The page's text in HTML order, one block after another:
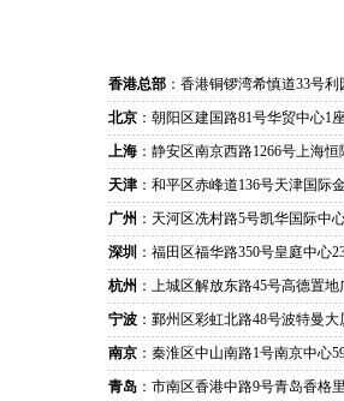
香港总部 ：香港铜锣湾希慎道33号
北京 ：朝阳区建国路81号华贸中心1
上海 ：静安区南京西路1266号上海
天津 ：和平区赤峰道136号天津国际
广州 ：天河区冼村路5号凯华国际中
深圳 ：福田区福华路350号皇庭中心
杭州 ：上城区解放东路45号高德置
宁波 ：鄞州区彩虹北路48号波特曼大
南京 ：秦淮区中山南路1号南京中心
青岛 ：市南区香港中路9号青岛香格